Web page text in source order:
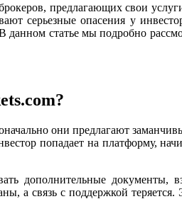
предлагающих свои
серьезные опасения у
статье мы подробно
они предлагают
попадает на платформу,
дополнительные документы,
а связь с поддержкой